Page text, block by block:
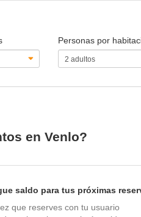
Personas por
en Venlo?
saldo para tus próximas
que reserves con tu usuario